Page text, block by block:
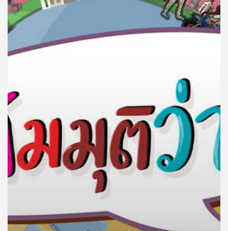
เพล
ย์
ลิ
ของ
เพลง
บทความ
ข่าว